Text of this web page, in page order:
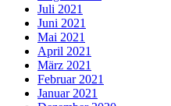
Juli 2021
Juni 2021
Mai 2021
April 2021
März 2021
Februar 2021
Januar 2021